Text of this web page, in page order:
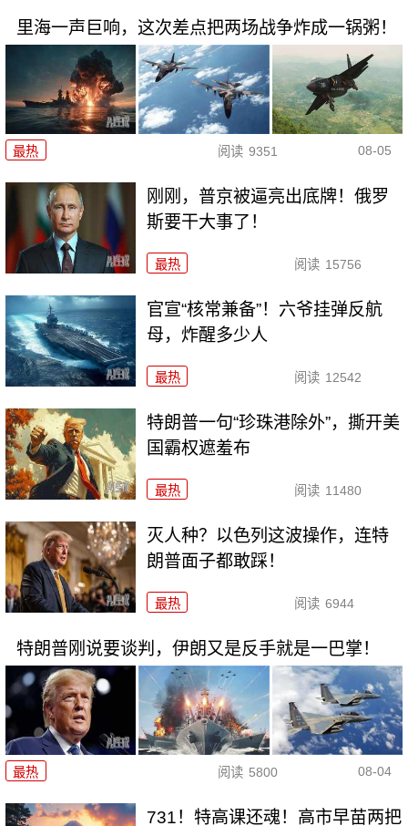
里海一声巨响，这次差点把两场战争炸成一锅粥！
最热 阅读 9351 08-05
刚刚，普京被逼亮出底牌！俄罗
斯要干大事了！
最热 阅读 15756
官宣“核常兼备”！六爷挂弹反航
母，炸醒多少人
最热 阅读 12542
特朗普一句“珍珠港除外”，撕开美
国霸权遮羞布
最热 阅读 11480
灭人种？以色列这波操作，连特
朗普面子都敢踩！
最热 阅读 6944
特朗普刚说要谈判，伊朗又是反手就是一巴掌！
最热 阅读 5800 08-04
731！特高课还魂！高市早苗两把